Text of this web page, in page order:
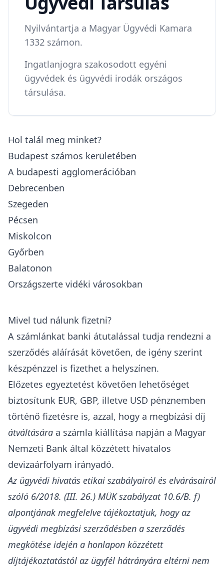
Nyilvántartja a Magyar Ügyvédi Kamara
1332 számon.
Ingatlanjogra szakosodott egyéni
ügyvédek és ügyvédi irodák országos
társulása.
Hol talál meg minket?
Budapest számos kerületében
A budapesti agglomerációban
Debrecenben
Szegeden
Pécsen
Miskolcon
Győrben
Balatonon
Országszerte vidéki városokban
Mivel tud nálunk fizetni?
A számlánkat banki átutalással tudja rendezni a
szerződés aláírását követően, de igény szerint
készpénzzel is fizethet a helyszínen.
Előzetes egyeztetést követően lehetőséget
biztosítunk EUR, GBP, illetve USD pénznemben
történő fizetésre is, azzal, hogy a megbízási díj
átváltására a számla kiállítása napján a Magyar
Nemzeti Bank által közzétett hivatalos
devizaárfolyam irányadó.
Az ügyvédi hivatás etikai szabályairól és elvárásairól
szóló 6/2018. (III. 26.) MÜK szabályzat 10.6/B. f)
alpontjának megfelelve tájékoztatjuk, hogy az
ügyvédi megbízási szerződésben a szerződés
megkötése idején a honlapon közzétett
díjtájékoztatástól az ügyfél hátrányára eltérni nem